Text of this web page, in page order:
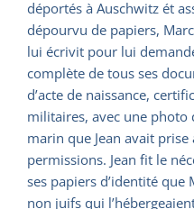
déportés à Auschwitz ét
dépourvu de papiers,
lui écrivit pour lui
complète de tous ses
d’acte de naissance,
militaires, avec une photo
marin que Jean avait prise
permissions. Jean fit le
ses papiers d’identité que
non juifs qui